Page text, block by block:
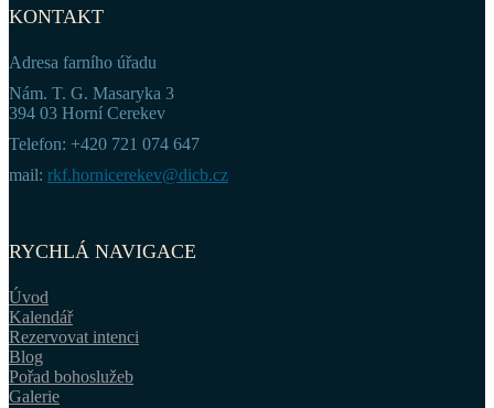
KONTAKT
Adresa farního úřadu
Nám. T. G. Masaryka 3
394 03 Horní Cerekev
Telefon: +420 721 074 647
mail: rkf.hornicerekev@dicb.cz
RYCHLÁ NAVIGACE
Úvod
Kalendář
Rezervovat intenci
Blog
Pořad bohoslužeb
Galerie